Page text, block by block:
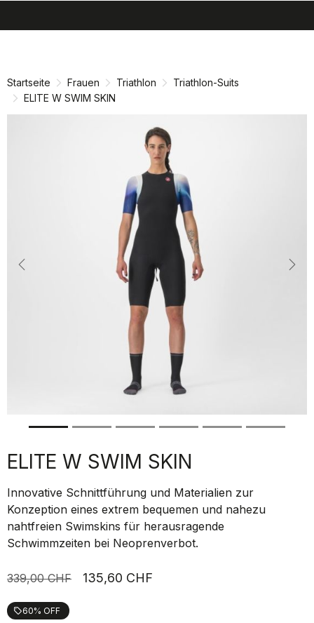
Startseite Frauen Triathlon
Triathlon-Suits
ELITE W SWIM SKIN
Previous
ELITE W SWIM SKIN
Innovative Schnittführung und Materialien zur
Konzeption eines extrem bequemen und nahezu
nahtfreien Swimskins für herausragende
Schwimmzeiten bei Neoprenverbot.
339,00 CHF 135,60 CHF
local_offer60% OFF